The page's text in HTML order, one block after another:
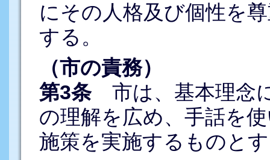
にその人格及び個性を
する。
（市の責務）
第3条市は、基本理念
の理解を広め、手話を
施策を実施するものと